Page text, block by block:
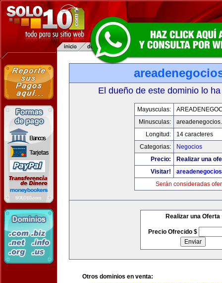
El dueño de este dominio lo
Mayusculas:
Minusculas:
Longitud:
14 caracteres
Categorias:
Negocios
Precio:
Realizar una
Visitar!
Serán consideradas
Realizar una Oferta
Precio Ofrecido $
Otros dominios en venta: